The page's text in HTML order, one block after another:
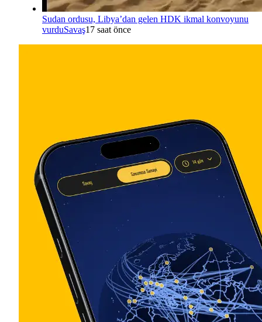
Sudan ordusu, Libya’dan gelen HDK ikmal konvoyunu
vurduSavaş17 saat önce